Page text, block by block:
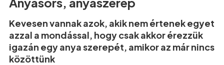
Kevesen vannak azok, akik nem értenek egyet
azzal a mondással, hogy csak akkor érezzük
igazán egy anya szerepét, amikor az már nincs
közöttünk